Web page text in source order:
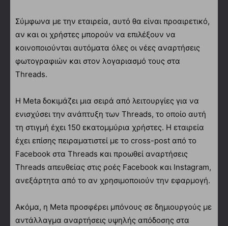
Σύμφωνα με την εταιρεία, αυτό θα είναι προαιρετικό,
αν και οι χρήστες μπορούν να επιλέξουν να
κοινοποιούνται αυτόματα όλες οι νέες αναρτήσεις
φωτογραφιών και στον λογαριασμό τους στα
Threads.
Η Meta δοκιμάζει μια σειρά από λειτουργίες για να
ενισχύσει την ανάπτυξη των Threads, το οποίο αυτή
τη στιγμή έχει 150 εκατομμύρια χρήστες. Η εταιρεία
έχει επίσης πειραματιστεί με το cross-post από το
Facebook στα Threads και προωθεί αναρτήσεις
Threads απευθείας στις ροές Facebook και Instagram,
ανεξάρτητα από το αν χρησιμοποιούν την εφαρμογή.
Aκόμα, η Meta προσφέρει μπόνους σε δημιουργούς με
αντάλλαγμα αναρτήσεις υψηλής απόδοσης στα